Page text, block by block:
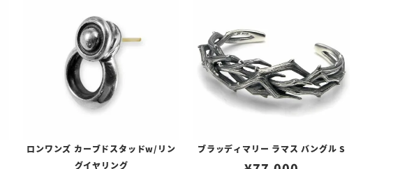
ロンワンズ カーブドスタッドw/リン
グイヤリング
ブラッディマリー ラマス バングル S